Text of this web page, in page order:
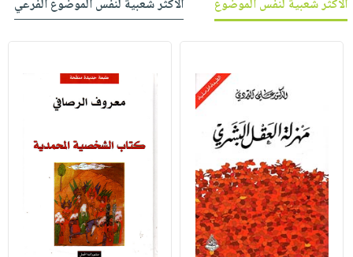
الأكثر شعبية لنفس الموضوع الأكثر شعبية لنفس الموضوع الفرعي